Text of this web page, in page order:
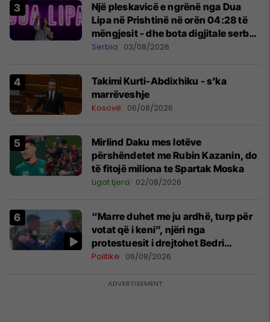
Një pleskavicë e ngrënë nga Dua
Lipa në Prishtinë në orën 04:28 të
mëngjesit - dhe bota digjitale serbe
shpall gjendjen e luftës
Serbia 03/08/2026
Takimi Kurti-Abdixhiku - s'ka
marrëveshje
Kosovë 06/08/2026
Mirlind Daku mes lotëve
përshëndetet me Rubin Kazanin, do
të fitojë miliona te Spartak Moska
Ligat tjera 02/08/2026
“Marre duhet me ju ardhë, turp për
votat që i keni”, njëri nga
protestuesit i drejtohet Bedri
Hamzës
Politikë 06/08/2026